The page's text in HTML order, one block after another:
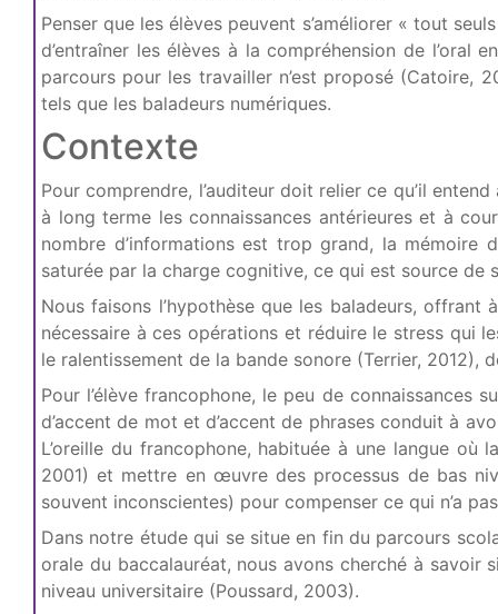
Penser que les élèves peuvent s’améliorer « tout
d’entraîner les élèves à la compréhension de
parcours pour les travailler n’est proposé (Catoire,
tels que les baladeurs numériques.
Contexte
Pour comprendre, l’auditeur doit relier ce qu’il
à long terme les connaissances antérieures et à
nombre d’informations est trop grand, la mémoire
saturée par la charge cognitive, ce qui est source de
Nous faisons l’hypothèse que les baladeurs,
nécessaire à ces opérations et réduire le stress qui
le ralentissement de la bande sonore (Terrier, 2012),
Pour l’élève francophone, le peu de connaissances
d’accent de mot et d’accent de phrases conduit à
L’oreille du francophone, habituée à une langue
2001) et mettre en œuvre des processus de bas
souvent inconscientes) pour compenser ce qui n’a
Dans notre étude qui se situe en fin du parcours
orale du baccalauréat, nous avons cherché à savoir
niveau universitaire (Poussard, 2003).